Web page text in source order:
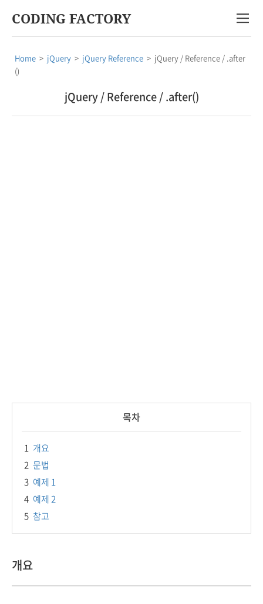
CODING FACTORY
Home > jQuery > jQuery Reference > jQuery / Reference / .after
()
jQuery / Reference / .after()
목차
1 개요
2 문법
3 예제 1
4 예제 2
5 참고
개요